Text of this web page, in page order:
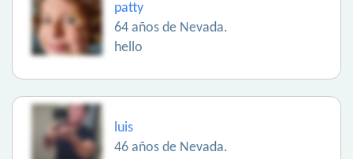
patty
64 años de Nevada.
hello
luis
46 años de Nevada.